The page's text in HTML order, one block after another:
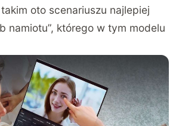
oto scenariuszu najlepiej
namiotu”, którego w tym modelu